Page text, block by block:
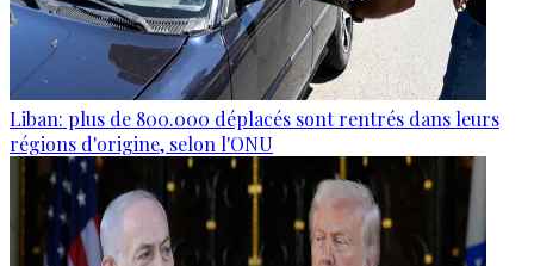
Liban: plus de 800.000 déplacés sont rentrés dans leurs
régions d'origine, selon l'ONU